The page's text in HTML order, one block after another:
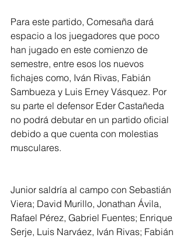
Para este partido, Comesaña dará
espacio a los juegadores que poco
han jugado en este comienzo de
semestre, entre esos los nuevos
fichajes como, Iván Rivas, Fabián
Sambueza y Luis Erney Vásquez. Por
su parte el defensor Eder Castañeda
no podrá debutar en un partido oficial
debido a que cuenta con molestias
musculares.
Junior saldría al campo con Sebastián
Viera; David Murillo, Jonathan Ávila,
Rafael Pérez, Gabriel Fuentes; Enrique
Serje, Luis Narváez, Iván Rivas; Fabián